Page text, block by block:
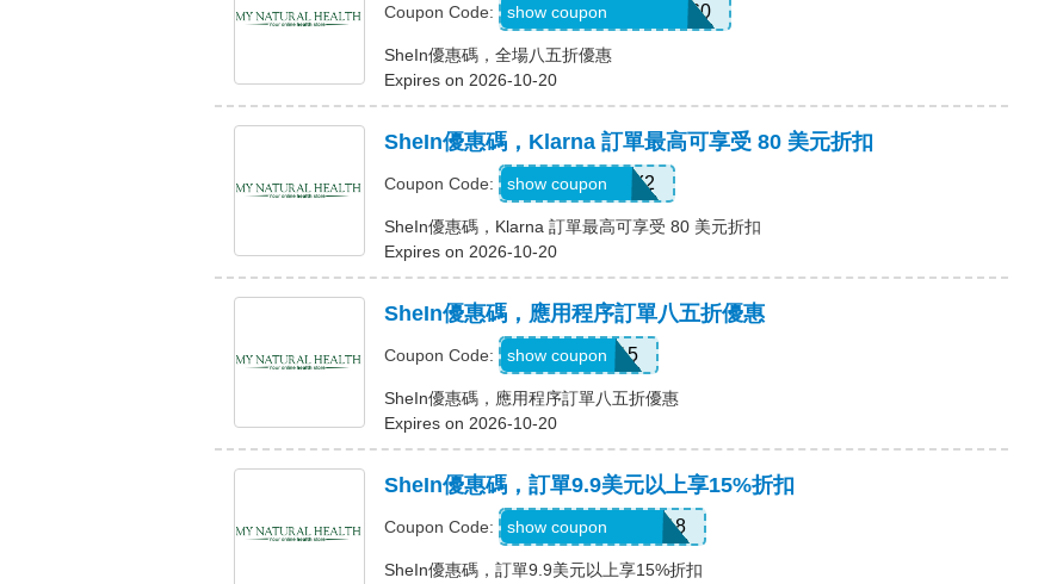
Coupon Code: S3mermaidinheels360
show coupon
SheIn優惠碼，全場八五折優惠
Expires on 2026-10-20
SheIn優惠碼，Klarna 訂單最高可享受 80 美元折扣
Coupon Code: KLARNAJULY2
show coupon
SheIn優惠碼，Klarna 訂單最高可享受 80 美元折扣
Expires on 2026-10-20
SheIn優惠碼，應用程序訂單八五折優惠
Coupon Code: APP15
show coupon
SheIn優惠碼，應用程序訂單八五折優惠
Expires on 2026-10-20
SheIn優惠碼，訂單9.9美元以上享15%折扣
Coupon Code: A6USquimimo7718
show coupon
SheIn優惠碼，訂單9.9美元以上享15%折扣